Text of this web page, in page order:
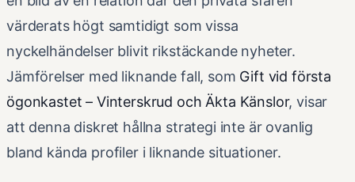
värderats högt samtidigt som vissa
nyckelhändelser blivit rikstäckande nyheter.
Jämförelser med liknande fall, som Gift vid första
ögonkastet – Vinterskrud och Äkta Känslor, visar
att denna diskret hållna strategi inte är ovanlig
bland kända profiler i liknande situationer.